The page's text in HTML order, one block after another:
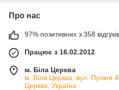
Про нас
97% позитивних з 358
Працює з 16.02.2012
м. Біла Церква
м. Біла Церква, вул. Пулюя
Церква, Україна